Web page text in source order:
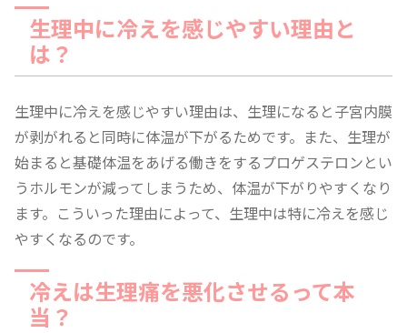
生理中に冷えを感じやすい理由と
は？
生理中に冷えを感じやすい理由は、生理になると子宮内膜
が剥がれると同時に体温が下がるためです。また、生理が
始まると基礎体温をあげる働きをするプロゲステロンとい
うホルモンが減ってしまうため、体温が下がりやすくなり
ます。こういった理由によって、生理中は特に冷えを感じ
やすくなるのです。
冷えは生理痛を悪化させるって本
当？